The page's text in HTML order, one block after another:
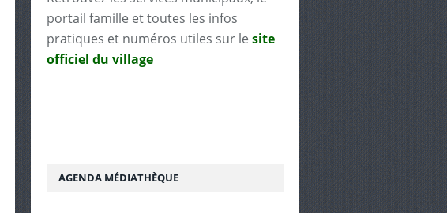
portail famille et toutes les infos
pratiques et numéros utiles sur le site
officiel du village
AGENDA MÉDIATHÈQUE